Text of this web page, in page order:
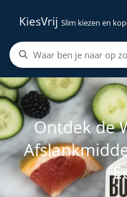
KiesVrij Slim kiezen en
Ontdek de